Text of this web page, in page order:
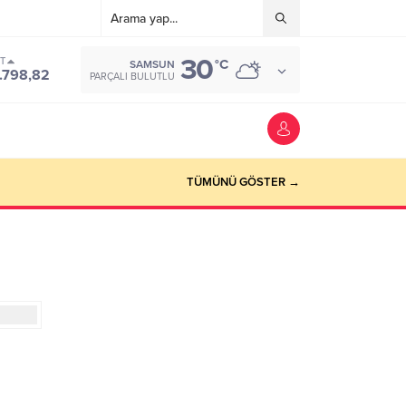
SAMSUN
PARÇALI BULUTLU 30°C
TÜMÜNÜ GÖSTER →